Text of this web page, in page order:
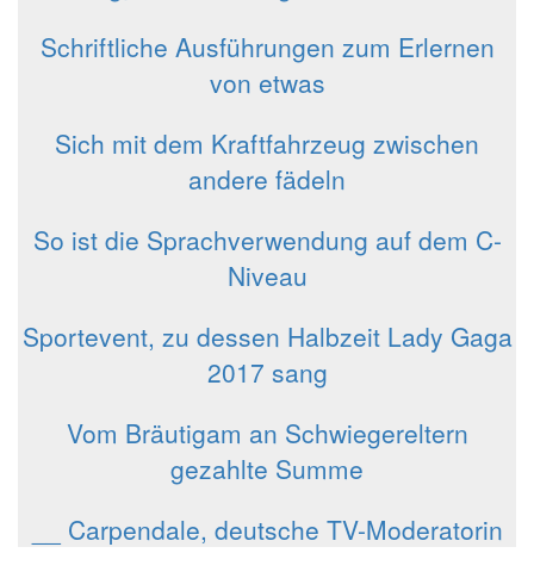
Schriftliche Ausführungen zum Erlernen
von etwas
Sich mit dem Kraftfahrzeug zwischen
andere fädeln
So ist die Sprachverwendung auf dem C-
Niveau
Sportevent, zu dessen Halbzeit Lady Gaga
2017 sang
Vom Bräutigam an Schwiegereltern
gezahlte Summe
__ Carpendale, deutsche TV-Moderatorin